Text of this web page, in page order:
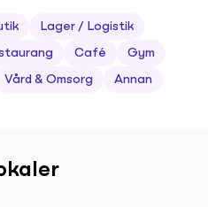
Lager / Logistik
Café Gym
Vård & Omsorg Annan